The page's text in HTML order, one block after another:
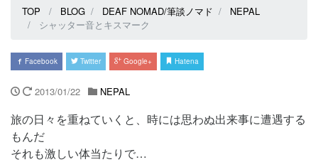
TOP BLOG DEAF NOMAD/筆談ノマド
NEPAL
シャッター音とキスマーク
Facebook Twitter Google+ Hatena
2013/01/22 NEPAL
旅の日々を重ねていくと、時には思わぬ出来事に遭遇する
もんだ
それも激しい体当たりで…